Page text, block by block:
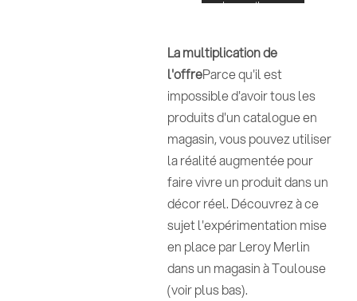
La multiplication de
l'offreParce qu'il est
impossible d'avoir tous les
produits d'un catalogue en
magasin, vous pouvez utiliser
la réalité augmentée pour
faire vivre un produit dans un
décor réel. Découvrez à ce
sujet l'expérimentation mise
en place par Leroy Merlin
dans un magasin à Toulouse
(voir plus bas).